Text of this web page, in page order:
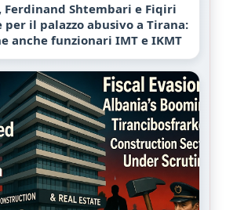
Ferdinand Shtembari e Fiqiri
per il palazzo abusivo a Tirana:
anche funzionari IMT e IKMT